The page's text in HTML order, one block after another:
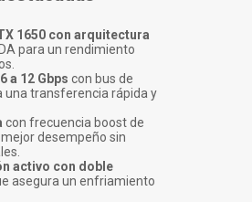
1650 con arquitectura
para un rendimiento
a 12 Gbps con bus de
una transferencia rápida y
con frecuencia boost de
desempeño sin
activo con doble
asegura un enfriamiento